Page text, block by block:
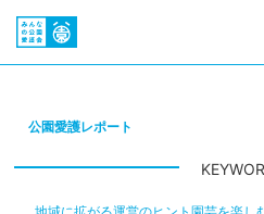
公園愛護レポート